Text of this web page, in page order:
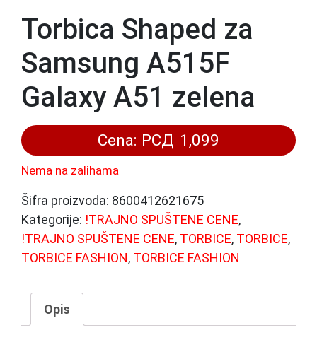
Torbica Shaped za
Samsung A515F
Galaxy A51 zelena
Cena: РСД 1,099
Nema na zalihama
Šifra proizvoda: 8600412621675
Kategorije: !TRAJNO SPUŠTENE CENE,
!TRAJNO SPUŠTENE CENE, TORBICE, TORBICE,
TORBICE FASHION, TORBICE FASHION
Opis